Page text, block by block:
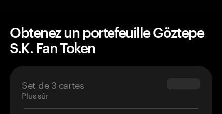
Obtenez un portefeuille Göztepe
S.K. Fan Token
Set de 3 cartes
Plus sûr
$69.90